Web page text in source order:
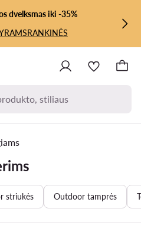
dvelksmas iki -35%
RANKINĖS
stiliaus
striukės Outdoor tamprės